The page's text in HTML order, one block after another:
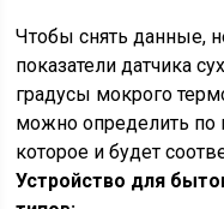
Чтобы снять данные,
показатели датчика
градусы мокрого
можно определить по
которое и будет
Устройство для